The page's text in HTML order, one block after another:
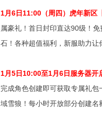
1月6日11:00（周四）虎年新区
属豪礼！首日封印直达90级！
石！各种超值福利，新服助力让
1月5日10:00至1月6日服务器开
完成角色创建即可获取专属礼
域雪狼！每小时开放部分创建